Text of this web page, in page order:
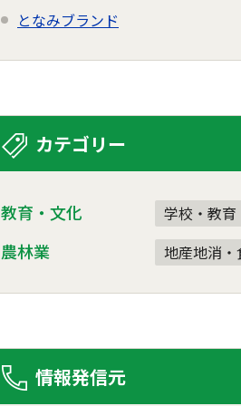
となみブランド
カテゴリー
教育・文化 学校・教育
農林業 地産地消・
情報発信元